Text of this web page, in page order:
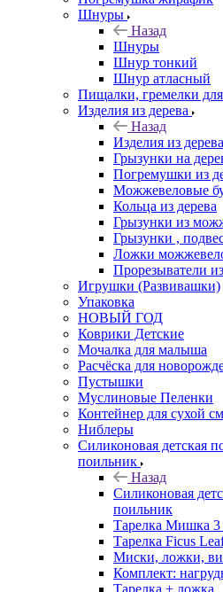
Шнуры
Назад
Шнуры
Шнур тонкий
Шнур атласный
Пищалки, гремелки
Изделия из дерева
Назад
Изделия из дерева
Грызунки на
Погремушки из
Можжевеловые
Кольца из дерева
Грызунки из
Грызунки ,
Ложки
Прорезыватели
Игрушки (Развивашки)
Упаковка
НОВЫЙ ГОД
Коврики Детские
Мочалка для малыша
Расчёска для
Пустышки
Муслиновые Пеленки
Контейнер для сухой
Ниблеры
Силиконовая детская
поильник
Назад
Силиконовая
поильник
Тарелка Мишка 3
Тарелка Ficus
Миски, ложки,
Комплект:
Тарелка + ложка